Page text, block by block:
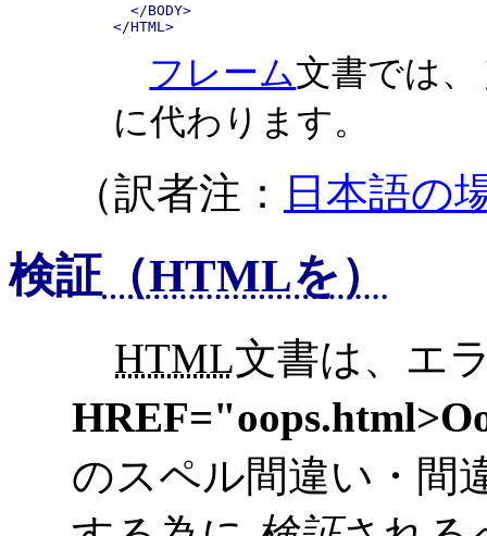
  </BODY>
</HTML>
フレーム文書では、
に代わります。
（訳者注： 日本語の
検証 （HTMLを）
HTML文書は、エ
のスペル間違い・間